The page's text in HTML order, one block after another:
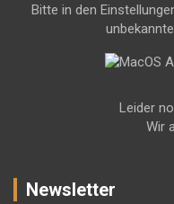
Bitte in den
Leider
Wir
Newsletter